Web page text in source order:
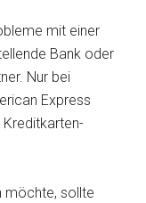
mit einer
Bank oder
Nur bei
Express
möchte, sollte